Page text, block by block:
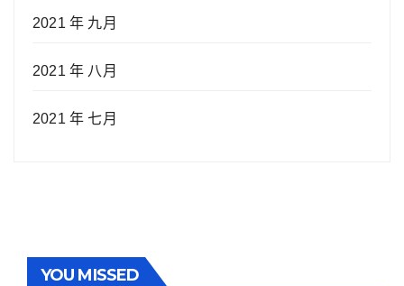
2021 年 九月
2021 年 八月
2021 年 七月
YOU MISSED